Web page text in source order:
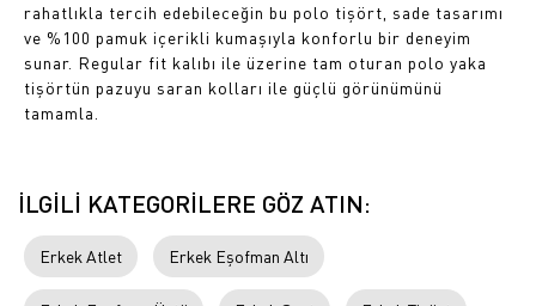
rahatlıkla tercih edebileceğin bu polo tişört, sade tasarımı
ve %100 pamuk içerikli kumaşıyla konforlu bir deneyim
sunar. Regular fit kalıbı ile üzerine tam oturan polo yaka
tişörtün pazuyu saran kolları ile güçlü görünümünü
tamamla.
İLGİLİ KATEGORİLERE GÖZ ATIN:
Erkek Atlet Erkek Eşofman Altı